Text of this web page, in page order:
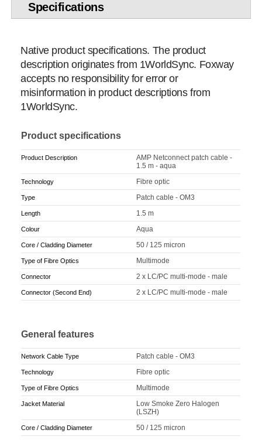
Specifications
Native product specifications. The product
description originates from 1WorldSync. Foxway
accepts no responsibility for error or
misinformation in product descriptions from
1WorldSync.
Product specifications
Product Description
AMP Netconnect patch cable -
1.5 m - aqua
Technology Fibre optic
Type Patch cable - OM3
Length 1.5 m
Colour Aqua
Core / Cladding Diameter 50 / 125 micron
Type of Fibre Optics Multimode
Connector 2 x LC/PC multi-mode - male
Connector (Second End) 2 x LC/PC multi-mode - male
General features
Network Cable Type Patch cable - OM3
Technology Fibre optic
Type of Fibre Optics Multimode
Jacket Material
Low Smoke Zero Halogen
(LSZH)
Core / Cladding Diameter 50 / 125 micron